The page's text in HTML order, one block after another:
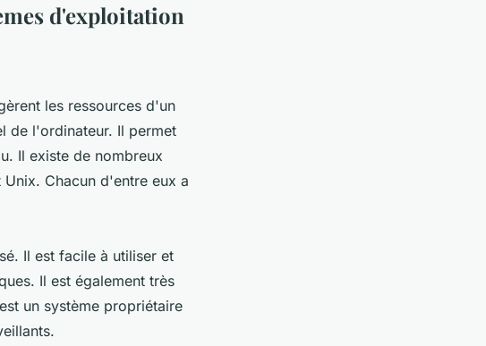
d'exploitation
les ressources d'un
de l'ordinateur. Il permet
Il existe de nombreux
Chacun d'entre eux a
Il est facile à utiliser et
Il est également très
un système propriétaire